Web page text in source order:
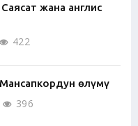
жана англис
422
өлүмү
396